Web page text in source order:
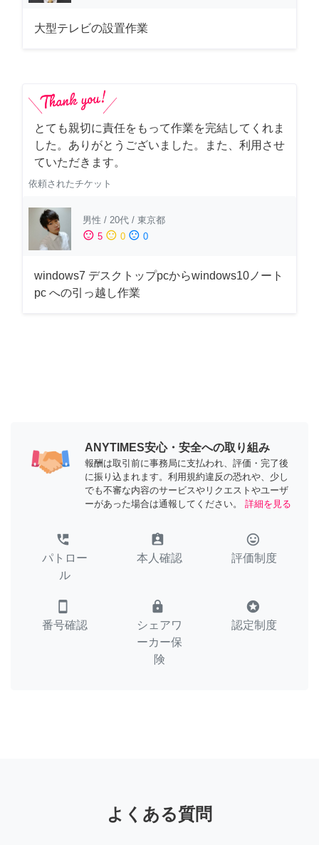
大型テレビの設置作業
とても親切に責任をもって作業を完結してくれま
した。ありがとうございました。また、利用させ
ていただきます。
依頼されたチケット
男性 / 20代 / 東京都
sentiment_satisfied 5 sentiment_neutral 0 sentiment_dissatisfied 0
windows7 デスクトップpcからwindows10ノート
pc への引っ越し作業
ANYTIMES安心・安全への取り組み
報酬は取引前に事務局に支払われ、評価・完了後
に振り込まれます。利用規約違反の恐れや、少し
でも不審な内容のサービスやリクエストやユーザ
ーがあった場合は通報してください。
詳細を見る
perm_phone_msg
パトロー
ル
assignment_ind
本人確認
tag_faces
評価制度
smartphone
番号確認
lock
シェアワ
ーカー保
険
stars
認定制度
よくある質問